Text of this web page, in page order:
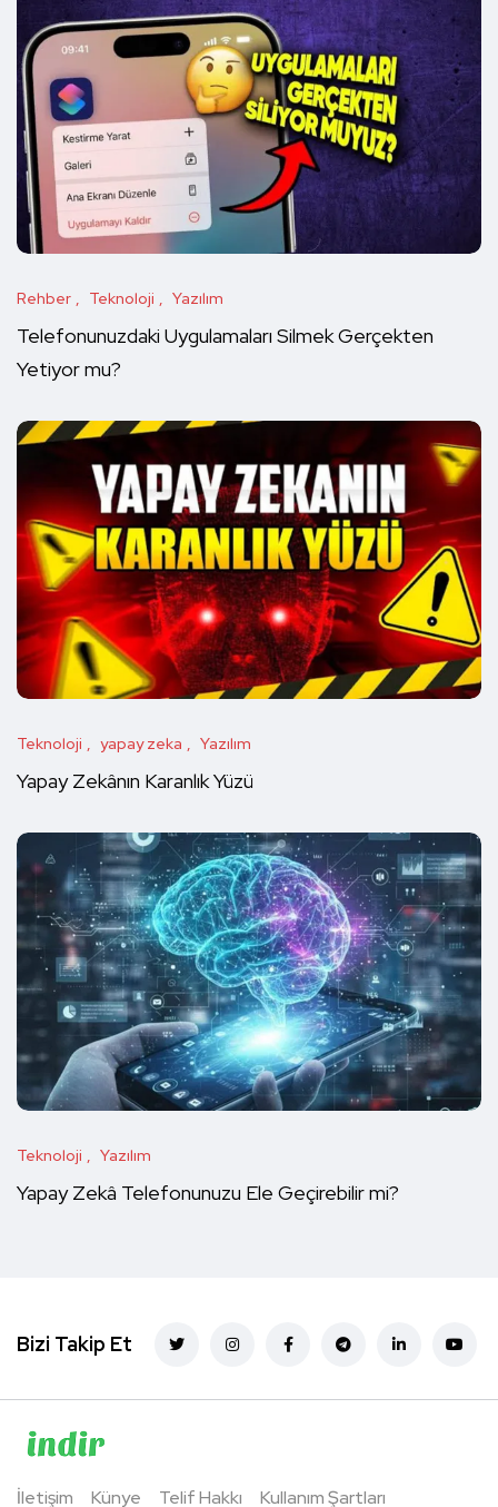
Rehber Teknoloji Yazılım
Telefonunuzdaki Uygulamaları Silmek Gerçekten
Yetiyor mu?
Teknoloji yapay zeka Yazılım
Yapay Zekânın Karanlık Yüzü
Teknoloji Yazılım
Yapay Zekâ Telefonunuzu Ele Geçirebilir mi?
Bizi Takip Et
İletişim Künye Telif Hakkı Kullanım Şartları